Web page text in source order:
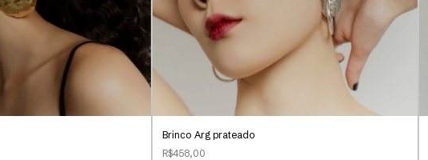
Brinco Arg prateado
R$458,00